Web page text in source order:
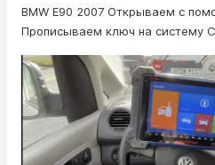
BMW E90 2007 Открываем с
Прописываем ключ на систему